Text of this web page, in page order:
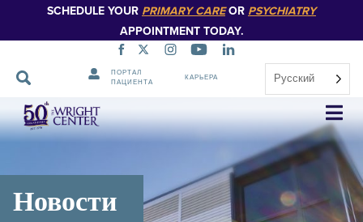
SCHEDULE YOUR PRIMARY CAREOR PSYCHIATRY
APPOINTMENT TODAY.
ПОРТАЛ
ПАЦИЕНТА
КАРЬЕРА Русский
Пропустить
навигацию
Новости